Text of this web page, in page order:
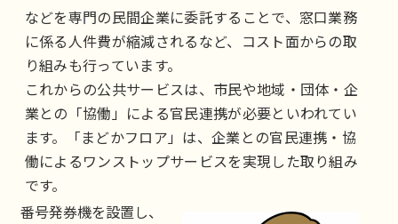
などを専門の民間企業に委託することで、窓口業務
に係る人件費が縮減されるなど、コスト面からの取
り組みも行っています。
これからの公共サービスは、市民や地域・団体・企
業との「協働」による官民連携が必要といわれてい
ます。「まどかフロア」は、企業との官民連携・協
働によるワンストップサービスを実現した取り組み
です。
番号発券機を設置し、